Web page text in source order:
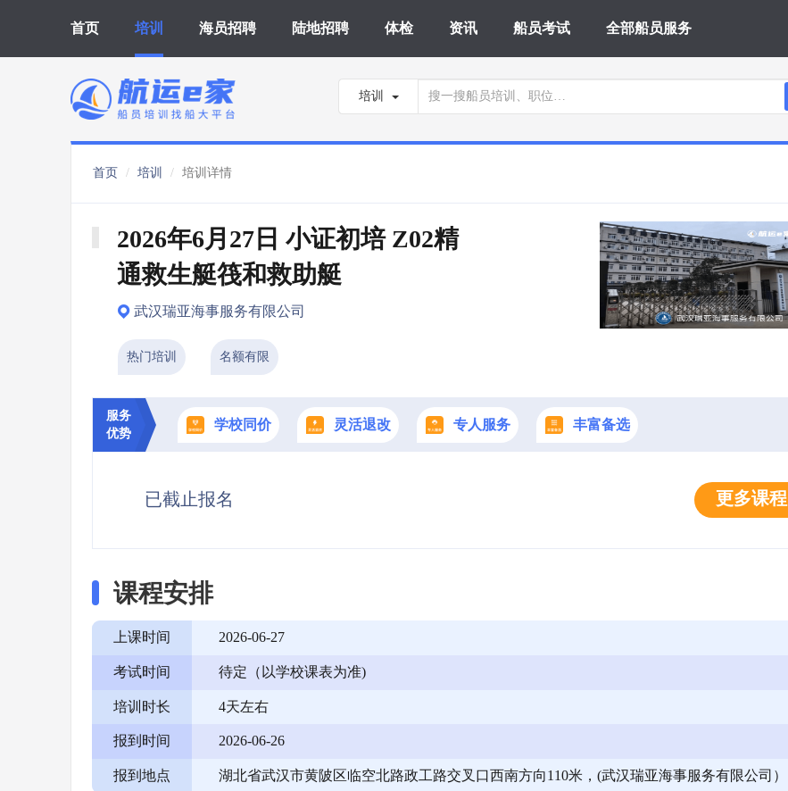
首页 培训 海员招聘 陆地招聘 体检 资讯 船员考试 全部船员服务
培训
首页 培训 培训详情
2026年6月27日 小证初培 Z02精
通救生艇筏和救助艇
武汉瑞亚海事服务有限公司
热门培训 名额有限
服务
优势
学校同价 灵活退改 专人服务 丰富备选
已截止报名 更多课程
课程安排
上课时间 2026-06-27
考试时间 待定（以学校课表为准)
培训时长 4天左右
报到时间 2026-06-26
报到地点 湖北省武汉市黄陂区临空北路政工路交叉口西南方向110米，(武汉瑞亚海事服务有限公司）